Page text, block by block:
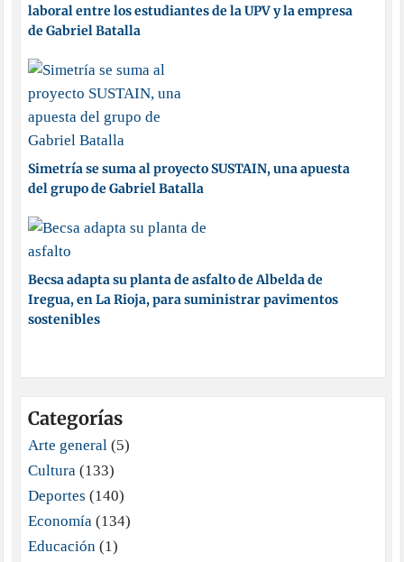
laboral entre los estudiantes de la UPV y la empresa
de Gabriel Batalla
Simetría se suma al proyecto SUSTAIN, una apuesta
del grupo de Gabriel Batalla
Becsa adapta su planta de asfalto de Albelda de
Iregua, en La Rioja, para suministrar pavimentos
sostenibles
Categorías
Arte general(5)
Cultura(133)
Deportes (140)
Economía(134)
Educación(1)